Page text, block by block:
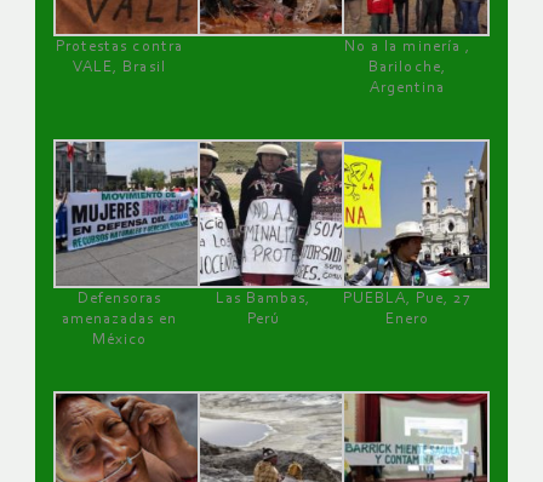
Protestas contra
VALE, Brasil
No a la minería ,
Bariloche,
Argentina
Defensoras
amenazadas en
México
Las Bambas,
Perú
PUEBLA, Pue, 27
Enero